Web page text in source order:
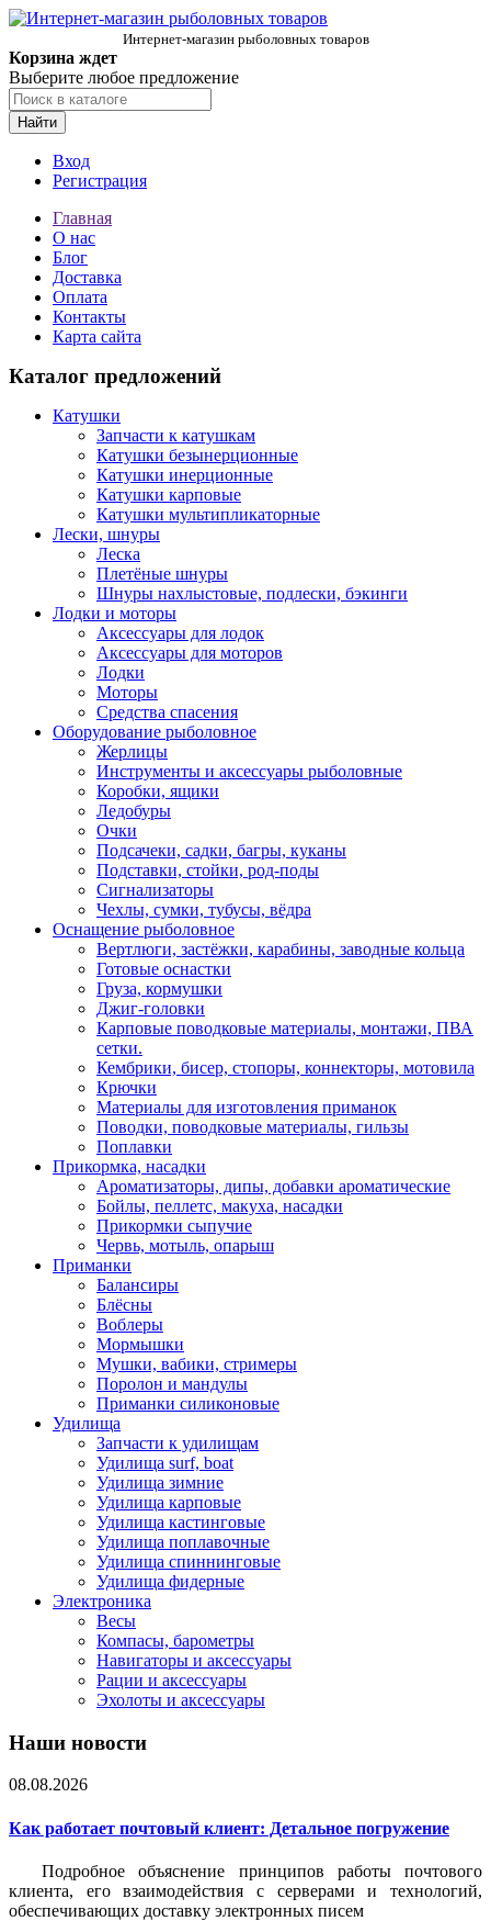
Интернет-магазин рыболовных товаров
Корзина ждет
Выберите любое предложение
Найти
Вход
Регистрация
Главная
О нас
Блог
Доставка
Оплата
Контакты
Карта сайта
Каталог предложений
Катушки
Запчасти к катушкам
Катушки безынерционные
Катушки инерционные
Катушки карповые
Катушки мультипликаторные
Лески, шнуры
Леска
Плетёные шнуры
Шнуры нахлыстовые, подлески, бэкинги
Лодки и моторы
Аксессуары для лодок
Аксессуары для моторов
Лодки
Моторы
Средства спасения
Оборудование рыболовное
Жерлицы
Инструменты и аксессуары рыболовные
Коробки, ящики
Ледобуры
Очки
Подсачеки, садки, багры, куканы
Подставки, стойки, род-поды
Сигнализаторы
Чехлы, сумки, тубусы, вёдра
Оснащение рыболовное
Вертлюги, застёжки, карабины, заводные кольца
Готовые оснастки
Груза, кормушки
Джиг-головки
Карповые поводковые материалы, монтажи, ПВА
сетки.
Кембрики, бисер, стопоры, коннекторы, мотовила
Крючки
Материалы для изготовления приманок
Поводки, поводковые материалы, гильзы
Поплавки
Прикормка, насадки
Ароматизаторы, дипы, добавки ароматические
Бойлы, пеллетс, макуха, насадки
Прикормки сыпучие
Червь, мотыль, опарыш
Приманки
Балансиры
Блёсны
Воблеры
Мормышки
Мушки, вабики, стримеры
Поролон и мандулы
Приманки силиконовые
Удилища
Запчасти к удилищам
Удилища surf, boat
Удилища зимние
Удилища карповые
Удилища кастинговые
Удилища поплавочные
Удилища спиннинговые
Удилища фидерные
Электроника
Весы
Компасы, барометры
Навигаторы и аксессуары
Рации и аксессуары
Эхолоты и аксессуары
Наши новости
08.08.2026
Как работает почтовый клиент: Детальное погружение
Подробное объяснение принципов работы почтового
клиента, его взаимодействия с серверами и технологий,
обеспечивающих доставку электронных писем